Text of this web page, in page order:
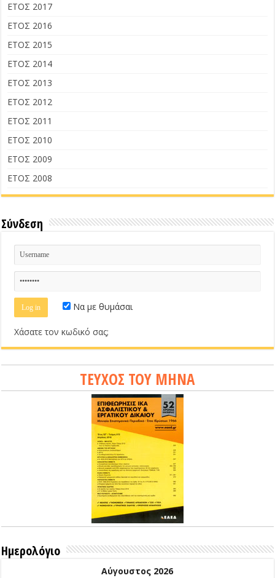
ΕΤΟΣ 2017
ΕΤΟΣ 2016
ΕΤΟΣ 2015
ΕΤΟΣ 2014
ΕΤΟΣ 2013
ΕΤΟΣ 2012
ΕΤΟΣ 2011
ΕΤΟΣ 2010
ΕΤΟΣ 2009
ΕΤΟΣ 2008
Σύνδεση
Να με θυμάσαι
Χάσατε τον κωδικό σας;
ΤΕΥΧΟΣ ΤΟΥ ΜΗΝΑ
Ημερολόγιο
Αύγουστος 2026